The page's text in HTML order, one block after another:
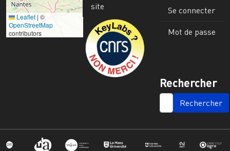
Leaflet | ©
OpenStreetMap
contributors
site
Image
Se connecter
Mot de passe
Rechercher
SEARCH